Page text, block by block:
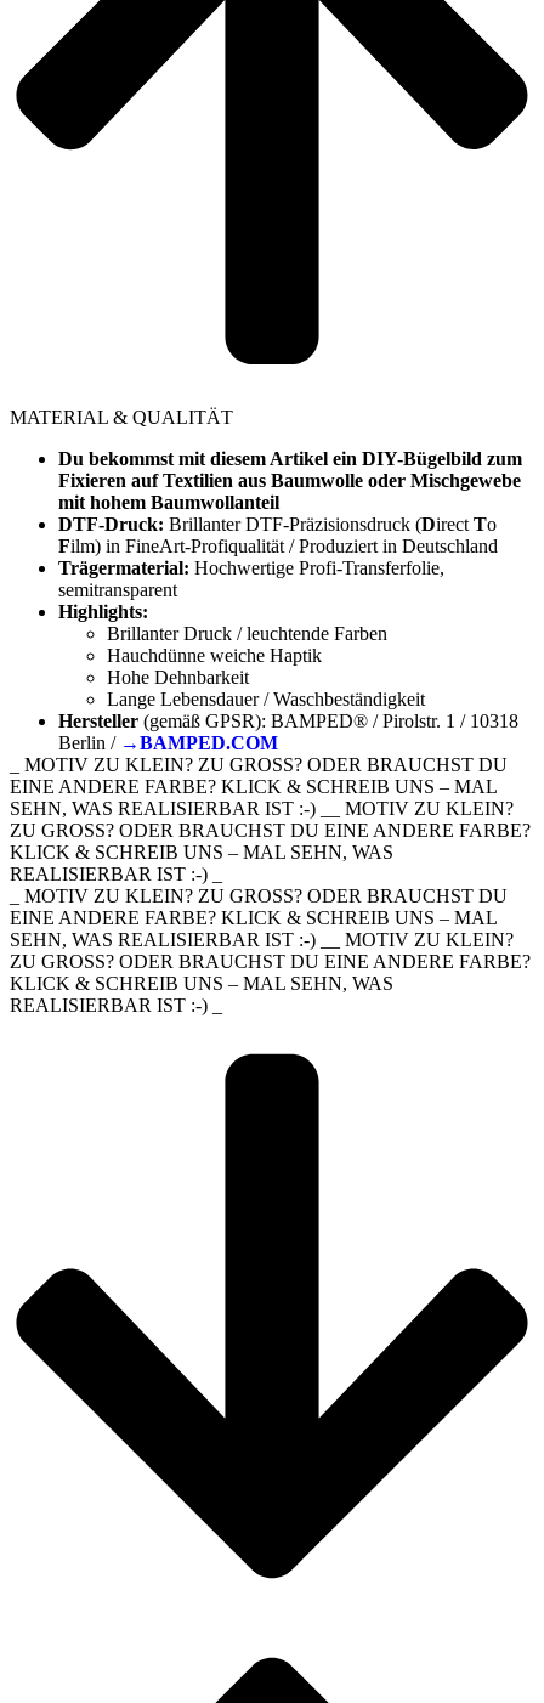
MATERIAL & QUALITÄT
Du bekommst mit diesem Artikel ein DIY-Bügelbild zum
Fixieren auf Textilien aus Baumwolle oder Mischgewebe
mit hohem Baumwollanteil
DTF-Druck: Brillanter DTF-Präzisionsdruck (Direct To
Film) in FineArt-Profiqualität / Produziert in Deutschland
Trägermaterial: Hochwertige Profi-Transferfolie,
semitransparent
Highlights:
Brillanter Druck / leuchtende Farben
Hauchdünne weiche Haptik
Hohe Dehnbarkeit
Lange Lebensdauer / Waschbeständigkeit
Hersteller (gemäß GPSR): BAMPED® / Pirolstr. 1 / 10318
Berlin / →BAMPED.COM
_ MOTIV ZU KLEIN? ZU GROSS? ODER BRAUCHST DU
EINE ANDERE FARBE? KLICK & SCHREIB UNS – MAL
SEHN, WAS REALISIERBAR IST :-) __ MOTIV ZU KLEIN?
ZU GROSS? ODER BRAUCHST DU EINE ANDERE FARBE?
KLICK & SCHREIB UNS – MAL SEHN, WAS
REALISIERBAR IST :-) _
_ MOTIV ZU KLEIN? ZU GROSS? ODER BRAUCHST DU
EINE ANDERE FARBE? KLICK & SCHREIB UNS – MAL
SEHN, WAS REALISIERBAR IST :-) __ MOTIV ZU KLEIN?
ZU GROSS? ODER BRAUCHST DU EINE ANDERE FARBE?
KLICK & SCHREIB UNS – MAL SEHN, WAS
REALISIERBAR IST :-) _